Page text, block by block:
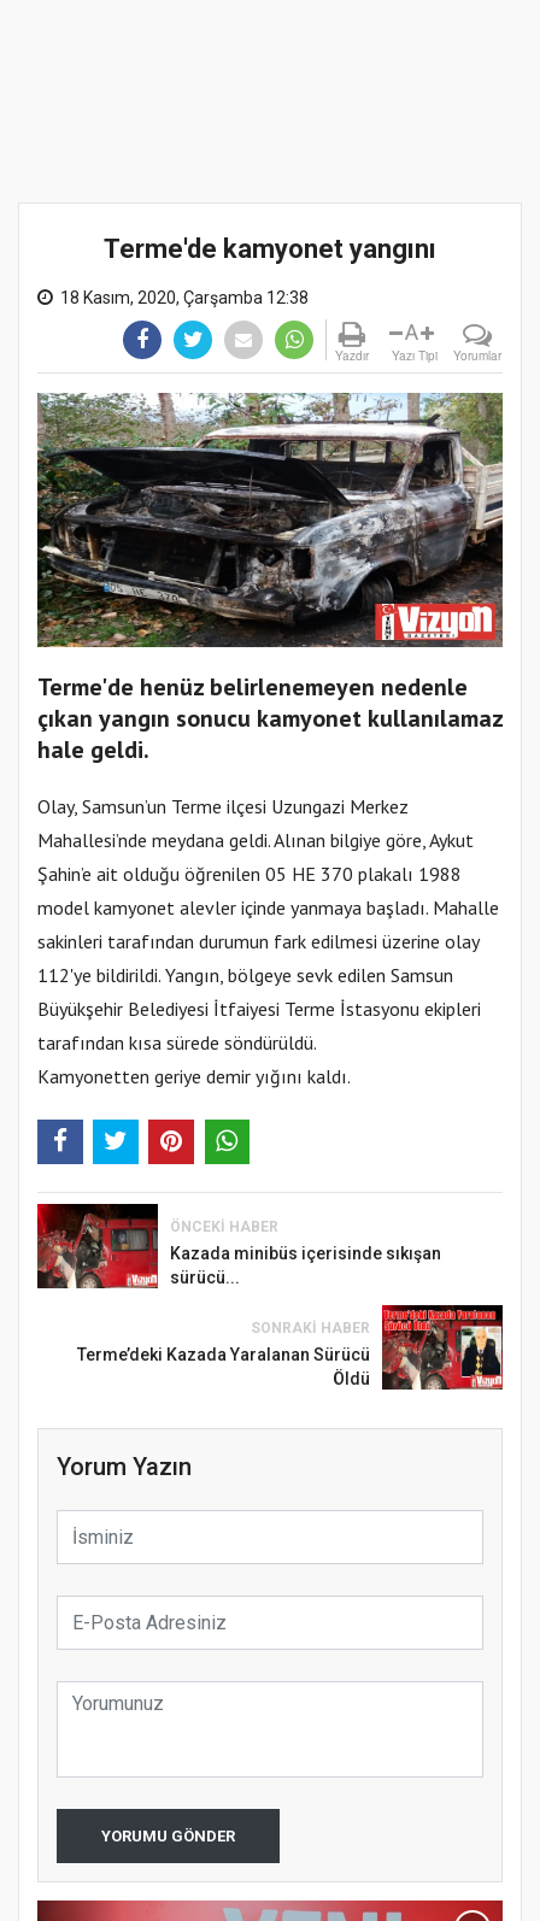
Terme'de kamyonet yangını
18 Kasım, 2020, Çarşamba 12:38
Yazdır
A
Yazı Tipi Yorumlar
Terme'de henüz belirlenemeyen nedenle
çıkan yangın sonucu kamyonet kullanılamaz
hale geldi.
Olay, Samsun’un Terme ilçesi Uzungazi Merkez
Mahallesi’nde meydana geldi. Alınan bilgiye göre, Aykut
Şahin’e ait olduğu öğrenilen 05 HE 370 plakalı 1988
model kamyonet alevler içinde yanmaya başladı. Mahalle
sakinleri tarafından durumun fark edilmesi üzerine olay
112'ye bildirildi. Yangın, bölgeye sevk edilen Samsun
Büyükşehir Belediyesi İtfaiyesi Terme İstasyonu ekipleri
tarafından kısa sürede söndürüldü.
Kamyonetten geriye demir yığını kaldı.
ÖNCEKI HABER
Kazada minibüs içerisinde sıkışan
sürücü...
SONRAKI HABER
Terme’deki Kazada Yaralanan Sürücü
Öldü
Yorum Yazın
YORUMU GÖNDER